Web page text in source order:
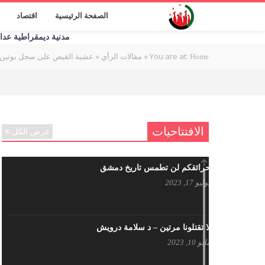
الصفحة الرئيسية اقتصاد
مدنية ديمقراطية عدالة
You are at: Home
» مقالات الرأي » عشية القبض على سجل
الافتتاحيات عرض الكل
حرائقكم لن تطمس تاريخ دمشق
يوليو 17, 2023
لا تقتلونا مرتين – د سلامة درويش
مايو 10, 2023